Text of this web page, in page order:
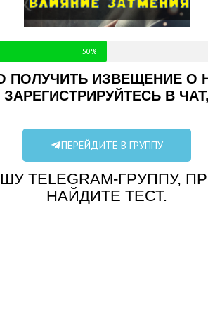
50%
ИЗВЕЩЕНИЕ О
ЗАРЕГИСТРИРУЙТЕСЬ В ЧАТ,
ПЕРЕЙДИТЕ В ГРУППУ
TELEGRAM-ГРУППУ,
НАЙДИТЕ ТЕСТ.